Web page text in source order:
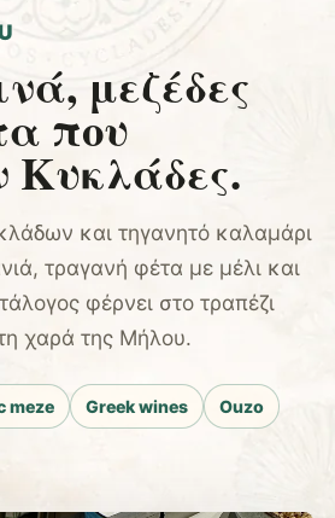
μεζέδες
που
Κυκλάδες.
και τηγανητό καλαμάρι
τραγανή φέτα με μέλι και
φέρνει στο τραπέζι
χαρά της Μήλου.
meze Greek wines Ouzo